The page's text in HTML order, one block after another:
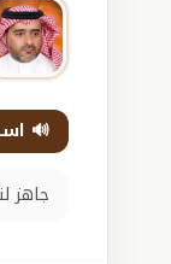
🔊
جاهز